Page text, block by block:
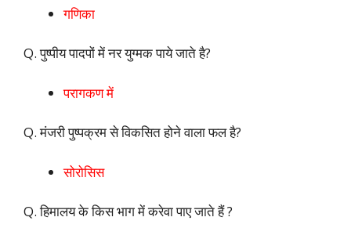
गणिका
Q. पुष्पीय पादपों में नर युग्मक पाये जाते है?
परागकण में
Q. मंजरी पुष्पक्रम से विकसित होने वाला फल है?
सोरोसिस
Q. हिमालय के किस भाग में करेवा पाए जाते हैं ?